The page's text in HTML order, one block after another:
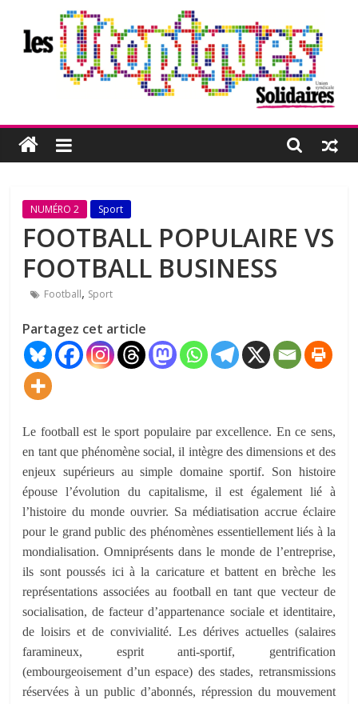
contenu
Les
Utopiques
Revue
réflexion
éditée
par
l'Union
syndicale
Solidaires
NUMÉRO 2 Sport
FOOTBALL POPULAIRE VS
FOOTBALL BUSINESS
Football, Sport
Partagez cet article
Le football est le sport populaire par excellence. En ce sens,
en tant que phénomène social, il intègre des dimensions et des
enjeux supérieurs au simple domaine sportif. Son histoire
épouse l’évolution du capitalisme, il est également lié à
l’histoire du monde ouvrier. Sa médiatisation accrue éclaire
pour le grand public des phénomènes essentiellement liés à la
mondialisation. Omniprésents dans le monde de l’entreprise,
ils sont poussés ici à la caricature et battent en brèche les
représentations associées au football en tant que vecteur de
socialisation, de facteur d’appartenance sociale et identitaire,
de loisirs et de convivialité. Les dérives actuelles (salaires
faramineux, esprit anti-sportif, gentrification
(embourgeoisement d’un espace) des stades, retransmissions
réservées à un public d’abonnés, répression du mouvement